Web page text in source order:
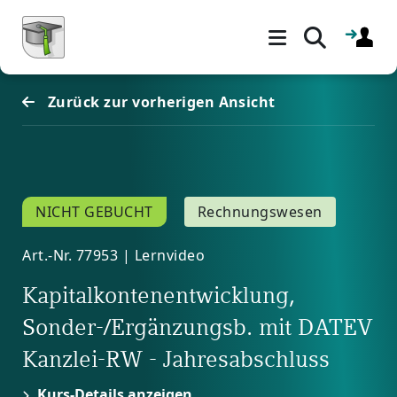
Blöcke
Zurück zur vorherigen Ansicht
NICHT GEBUCHT Rechnungswesen
Art.-Nr. 77953 | Lernvideo
Kapitalkontenentwicklung,
Sonder-/Ergänzungsb. mit DATEV
Kanzlei-RW - Jahresabschluss